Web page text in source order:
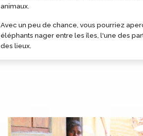
animaux.
Avec un peu de chance, vous pourriez
éléphants nager entre les îles, l'une des
des lieux.